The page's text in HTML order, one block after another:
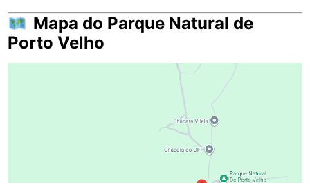
Mapa do Parque Natural de
Porto Velho